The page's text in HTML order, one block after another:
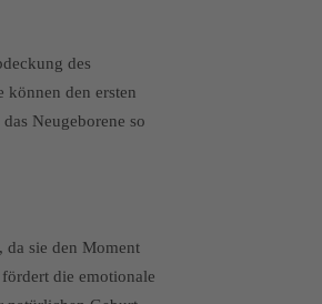
des
können den ersten
Neugeborene so
da sie den Moment
die emotionale